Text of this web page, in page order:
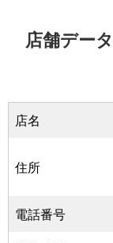
店舗データ
店名
住所
電話番号